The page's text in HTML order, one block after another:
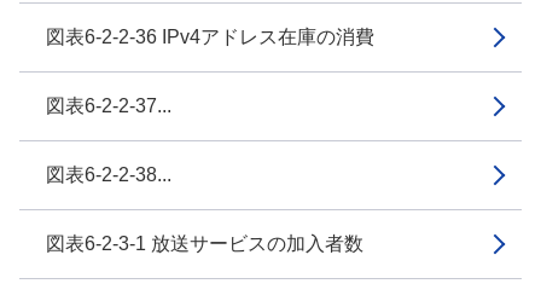
図表6-2-2-36 IPv4アドレス在庫の消費
図表6-2-2-37...
図表6-2-2-38...
図表6-2-3-1 放送サービスの加入者数